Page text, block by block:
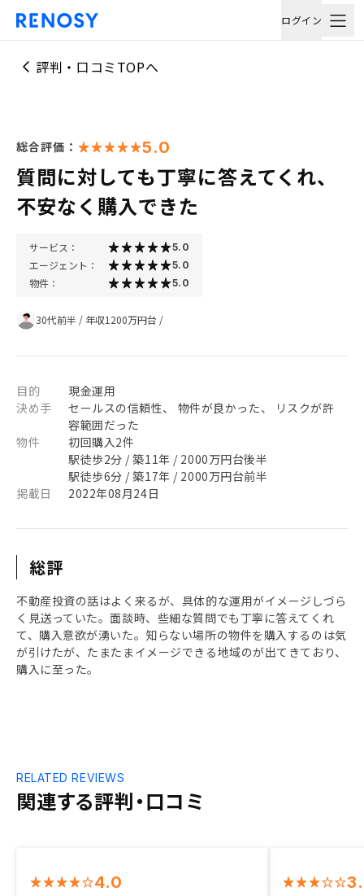
ログイン
評判・口コミTOPへ
総合評価： 5.0
質問に対しても丁寧に答えてくれ、
不安なく購入できた
サービス： 5.0
エージェント： 5.0
物件： 5.0
30代前半 / 年収1200万円台 /
目的
現金運用
決め手
セールスの信頼性、 物件が良かった、 リスクが許
容範囲だった
物件
初回購入2件
駅徒歩2分 / 築11年 / 2000万円台後半
駅徒歩6分 / 築17年 / 2000万円台前半
掲載日
2022年08月24日
総評
不動産投資の話はよく来るが、具体的な運用がイメージしづら
く見送っていた。面談時、些細な質問でも丁寧に答えてくれ
て、購入意欲が湧いた。知らない場所の物件を購入するのは気
が引けたが、たまたまイメージできる地域のが出てきており、
購入に至った。
関連する評判・口コミ
RELATED REVIEWS
4.0